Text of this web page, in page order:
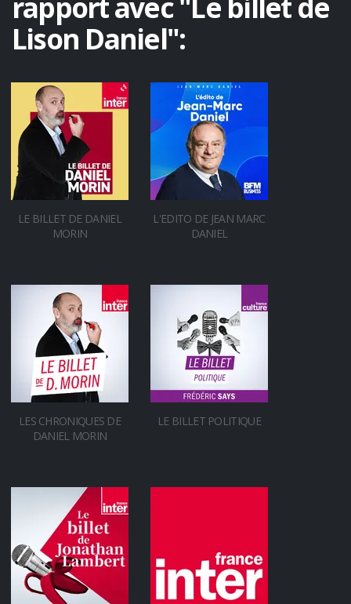
Lison Daniel":
LE BILLET DE DANIEL
MORIN
L'EDITO DE JEAN MARC
DANIEL
LES CHRONIQUES DE
DANIEL MORIN
LE BILLET POLITIQUE